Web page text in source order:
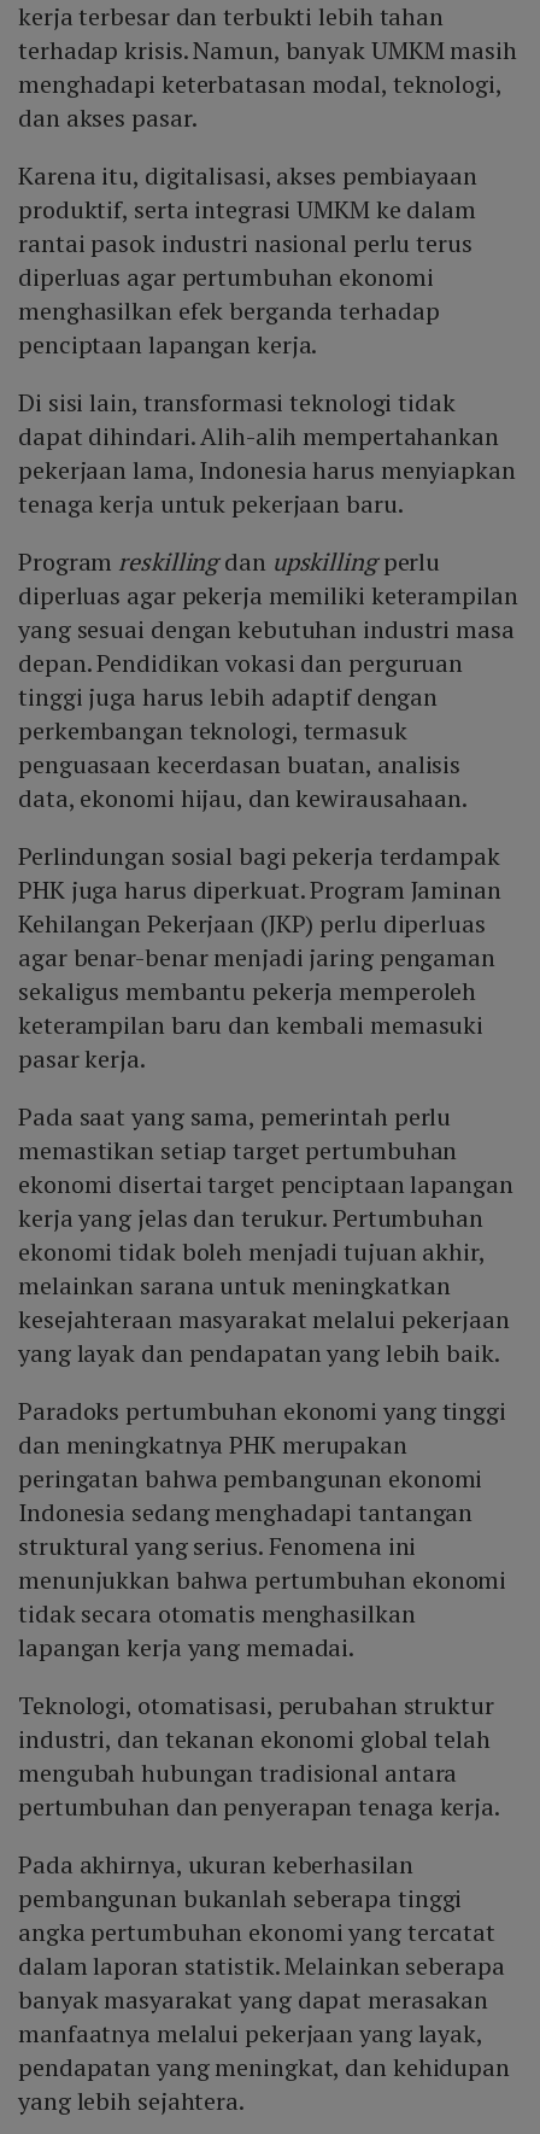
kerja terbesar dan terbukti lebih tahan
terhadap krisis. Namun, banyak UMKM masih
menghadapi keterbatasan modal, teknologi,
dan akses pasar.
Karena itu, digitalisasi, akses pembiayaan
produktif, serta integrasi UMKM ke dalam
rantai pasok industri nasional perlu terus
diperluas agar pertumbuhan ekonomi
menghasilkan efek berganda terhadap
penciptaan lapangan kerja.
Di sisi lain, transformasi teknologi tidak
dapat dihindari. Alih-alih mempertahankan
pekerjaan lama, Indonesia harus menyiapkan
tenaga kerja untuk pekerjaan baru.
Program reskillingdan upskillingperlu
diperluas agar pekerja memiliki keterampilan
yang sesuai dengan kebutuhan industri masa
depan. Pendidikan vokasi dan perguruan
tinggi juga harus lebih adaptif dengan
perkembangan teknologi, termasuk
penguasaan kecerdasan buatan, analisis
data, ekonomi hijau, dan kewirausahaan.
Perlindungan sosial bagi pekerja terdampak
PHK juga harus diperkuat. Program Jaminan
Kehilangan Pekerjaan (JKP) perlu diperluas
agar benar-benar menjadi jaring pengaman
sekaligus membantu pekerja memperoleh
keterampilan baru dan kembali memasuki
pasar kerja.
Pada saat yang sama, pemerintah perlu
memastikan setiap target pertumbuhan
ekonomi disertai target penciptaan lapangan
kerja yang jelas dan terukur. Pertumbuhan
ekonomi tidak boleh menjadi tujuan akhir,
melainkan sarana untuk meningkatkan
kesejahteraan masyarakat melalui pekerjaan
yang layak dan pendapatan yang lebih baik.
Paradoks pertumbuhan ekonomi yang tinggi
dan meningkatnya PHK merupakan
peringatan bahwa pembangunan ekonomi
Indonesia sedang menghadapi tantangan
struktural yang serius. Fenomena ini
menunjukkan bahwa pertumbuhan ekonomi
tidak secara otomatis menghasilkan
lapangan kerja yang memadai.
Teknologi, otomatisasi, perubahan struktur
industri, dan tekanan ekonomi global telah
mengubah hubungan tradisional antara
pertumbuhan dan penyerapan tenaga kerja.
Pada akhirnya, ukuran keberhasilan
pembangunan bukanlah seberapa tinggi
angka pertumbuhan ekonomi yang tercatat
dalam laporan statistik. Melainkan seberapa
banyak masyarakat yang dapat merasakan
manfaatnya melalui pekerjaan yang layak,
pendapatan yang meningkat, dan kehidupan
yang lebih sejahtera.